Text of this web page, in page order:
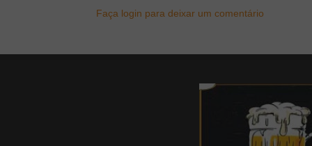
Faça login para deixar um comentário